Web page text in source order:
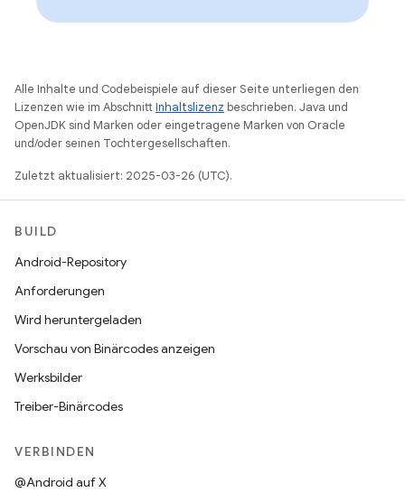
Alle Inhalte und Codebeispiele auf dieser Seite unterliegen den
Lizenzen wie im AbschnittInhaltslizenz beschrieben. Java und
OpenJDK sind Marken oder eingetragene Marken von Oracle
und/oder seinen Tochtergesellschaften.
Zuletzt aktualisiert: 2025-03-26 (UTC).
BUILD
Android-Repository
Anforderungen
Wird heruntergeladen
Vorschau von Binärcodes anzeigen
Werksbilder
Treiber-Binärcodes
VERBINDEN
@Android auf X